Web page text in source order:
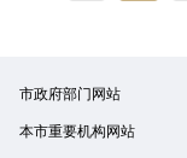
市政府部门网站
本市重要机构网站